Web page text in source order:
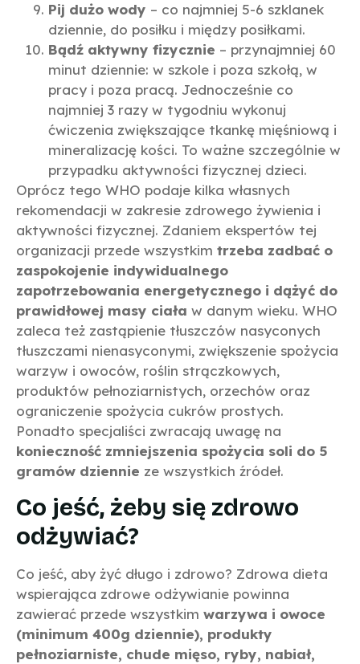
Pij dużo wody – co najmniej 5-6 szklanek
dziennie, do posiłku i między posiłkami.
Bądź aktywny fizycznie – przynajmniej 60
minut dziennie: w szkole i poza szkołą, w
pracy i poza pracą. Jednocześnie co
najmniej 3 razy w tygodniu wykonuj
ćwiczenia zwiększające tkankę mięśniową i
mineralizację kości. To ważne szczególnie w
przypadku aktywności fizycznej dzieci.
Oprócz tego WHO podaje kilka własnych
rekomendacji w zakresie zdrowego żywienia i
aktywności fizycznej. Zdaniem ekspertów tej
organizacji przede wszystkim trzeba zadbać o
zaspokojenie indywidualnego
zapotrzebowania energetycznego i dążyć do
prawidłowej masy ciała w danym wieku. WHO
zaleca też zastąpienie tłuszczów nasyconych
tłuszczami nienasyconymi, zwiększenie spożycia
warzyw i owoców, roślin strączkowych,
produktów pełnoziarnistych, orzechów oraz
ograniczenie spożycia cukrów prostych.
Ponadto specjaliści zwracają uwagę na
konieczność zmniejszenia spożycia soli do 5
gramów dziennie ze wszystkich źródeł.
Co jeść, żeby się zdrowo
odżywiać?
Co jeść, aby żyć długo i zdrowo? Zdrowa dieta
wspierająca zdrowe odżywianie powinna
zawierać przede wszystkim warzywa i owoce
(minimum 400g dziennie), produkty
pełnoziarniste, chude mięso, ryby, nabiał,